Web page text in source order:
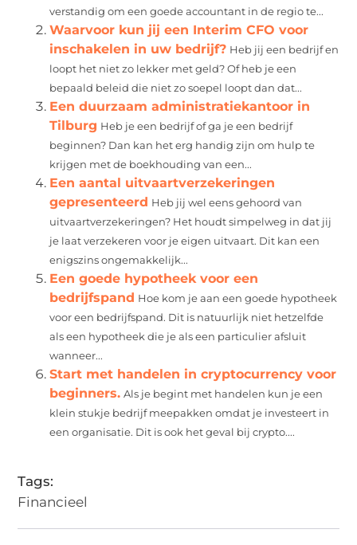
verstandig om een goede accountant in de regio te...
Waarvoor kun jij een Interim CFO voor
inschakelen in uw bedrijf? Heb jij een bedrijf en
loopt het niet zo lekker met geld? Of heb je een
bepaald beleid die niet zo soepel loopt dan dat...
Een duurzaam administratiekantoor in
Tilburg Heb je een bedrijf of ga je een bedrijf
beginnen? Dan kan het erg handig zijn om hulp te
krijgen met de boekhouding van een...
Een aantal uitvaartverzekeringen
gepresenteerd Heb jij wel eens gehoord van
uitvaartverzekeringen? Het houdt simpelweg in dat jij
je laat verzekeren voor je eigen uitvaart. Dit kan een
enigszins ongemakkelijk...
Een goede hypotheek voor een
bedrijfspand Hoe kom je aan een goede hypotheek
voor een bedrijfspand. Dit is natuurlijk niet hetzelfde
als een hypotheek die je als een particulier afsluit
wanneer...
Start met handelen in cryptocurrency voor
beginners. Als je begint met handelen kun je een
klein stukje bedrijf meepakken omdat je investeert in
een organisatie. Dit is ook het geval bij crypto....
Tags:
Financieel